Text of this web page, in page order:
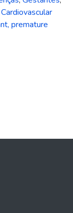
Cardiovascular
premature